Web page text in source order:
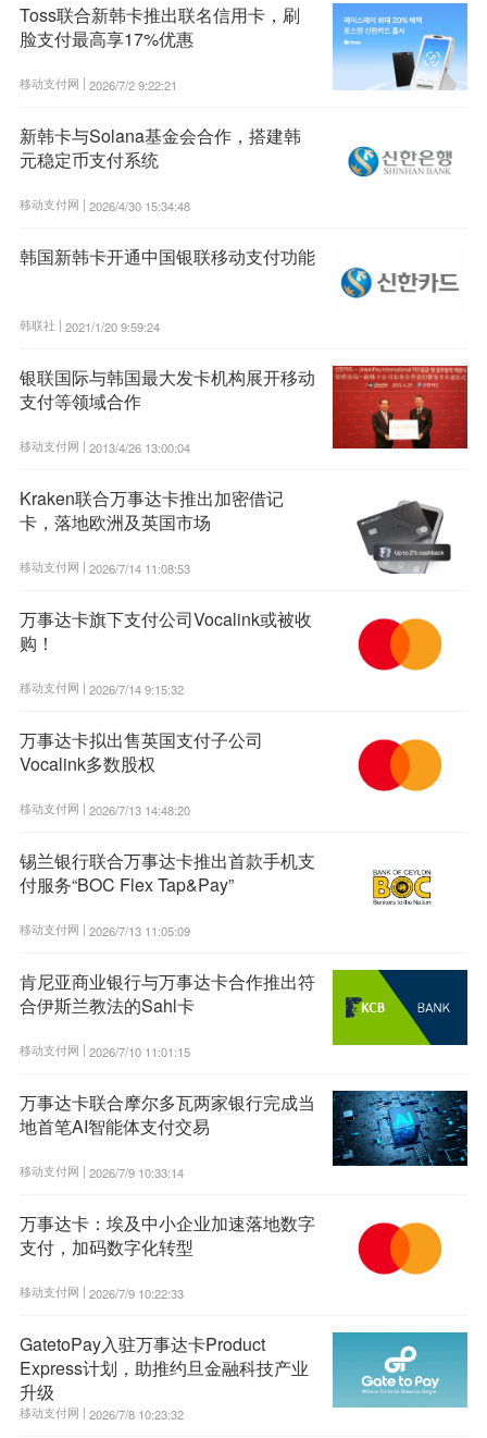
Toss联合新韩卡推出联名信用卡，刷
脸支付最高享17%优惠
移动支付网 | 2026/7/2 9:22:21
新韩卡与Solana基金会合作，搭建韩
元稳定币支付系统
移动支付网 | 2026/4/30 15:34:48
韩国新韩卡开通中国银联移动支付功能
韩联社 | 2021/1/20 9:59:24
银联国际与韩国最大发卡机构展开移动
支付等领域合作
移动支付网 | 2013/4/26 13:00:04
Kraken联合万事达卡推出加密借记
卡，落地欧洲及英国市场
移动支付网 | 2026/7/14 11:08:53
万事达卡旗下支付公司Vocalink或被收
购！
移动支付网 | 2026/7/14 9:15:32
万事达卡拟出售英国支付子公司
Vocalink多数股权
移动支付网 | 2026/7/13 14:48:20
锡兰银行联合万事达卡推出首款手机支
付服务“BOC Flex Tap&Pay”
移动支付网 | 2026/7/13 11:05:09
肯尼亚商业银行与万事达卡合作推出符
合伊斯兰教法的Sahl卡
移动支付网 | 2026/7/10 11:01:15
万事达卡联合摩尔多瓦两家银行完成当
地首笔AI智能体支付交易
移动支付网 | 2026/7/9 10:33:14
万事达卡：埃及中小企业加速落地数字
支付，加码数字化转型
移动支付网 | 2026/7/9 10:22:33
GatetoPay入驻万事达卡Product
Express计划，助推约旦金融科技产业
升级
移动支付网 | 2026/7/8 10:23:32